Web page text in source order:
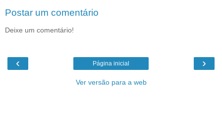
Postar um comentário
Deixe um comentário!
‹ ›
Página inicial
Ver versão para a web